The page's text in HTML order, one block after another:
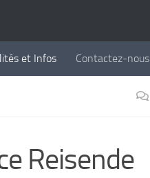
et Infos Contactez-nous
Reisende